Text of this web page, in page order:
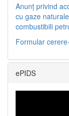
Anunț privind
cu gaze
combustibili
Formular
ePIDS